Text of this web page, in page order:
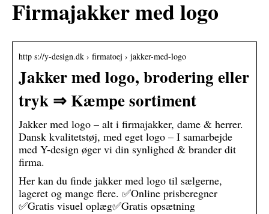
Firmajakker med logo
http s://y-design.dk › firmatoej › jakker-med-logo
Jakker med logo, brodering eller
tryk ⇒ Kæmpe sortiment
Jakker med logo – alt i firmajakker, dame & herrer.
Dansk kvalitetstøj, med eget logo – I samarbejde
med Y-design øger vi din synlighed & brander dit
firma.
Her kan du finde jakker med logo til sælgerne,
lageret og mange flere. ✅Online prisberegner
✅Gratis visuel oplæg✅Gratis opsætning